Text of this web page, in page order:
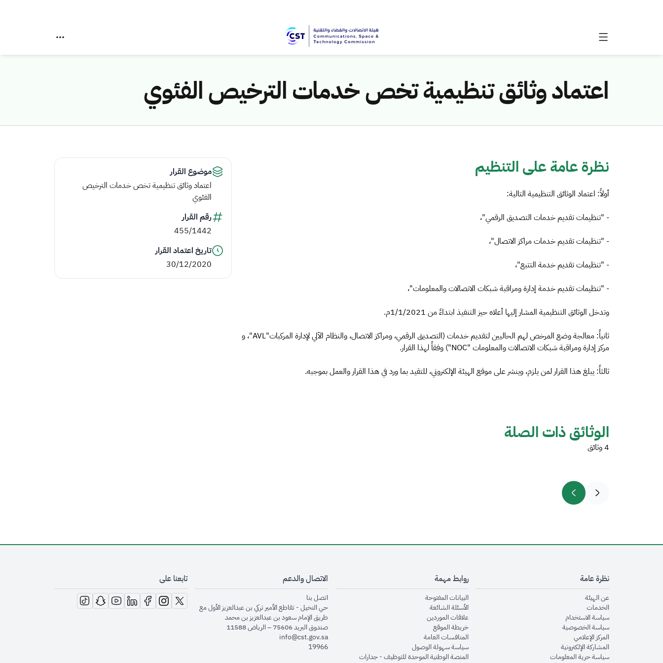
اعتماد وثائق تنظيمية تخص خدمات الترخيص الفئوي
نظرة عامة على التنظيم
أولاً: اعتماد الوثائق التنظيمية التالية:
- "تنظيمات تقديم خدمات التصديق الرقمي"،
- "تنظيمات تقديم خدمات مراكز الاتصال"،
- "تنظيمات تقديم خدمة التتبع"،
- "تنظيمات تقديم خدمة إدارة ومراقبة شبكات الاتصالات والمعلومات"،
وتدخل الوثائق التنظيمية المشار إليها أعلاه حيز التنفيذ ابتداءً من 1/1/2021م.
ثانياً: معالجة وضع المرخص لهم الحاليين لتقديم خدمات (التصديق الرقمي، ومراكز الاتصال، والنظام الآلي لإدارة المركبات"AVL"، و
مركز إدارة ومراقبة شبكات الاتصالات والمعلومات "NOC") وفقاً لهذا القرار.
ثالثاً: يبلغ هذا القرار لمن يلزم، وينشر على موقع الهيئة الإلكتروني، للتقيد بما ورد في هذا القرار والعمل بموجبه.
موضوع القرار
اعتماد وثائق تنظيمية تخص خدمات الترخيص
الفئوي
رقم القرار
455/1442
تاريخ اعتماد القرار
30/12/2020
الوثائق ذات الصلة
4 وثائق
نظرة عامة
عن الهيئةopens in new window
الخدماتopens in new window
سياسة الاستخدام
سياسة الخصوصيةopens in new window
المركز الإعلاميopens in new window
المشاركة الإلكترونيةopens in new window
سياسة حرية المعلوماتopens in new window
روابط مهمة
البيانات المفتوحةopens in new window
الأسئلة الشائعةopens in new window
علاقات الموردينopens in new window
خريطة الموقعopens in new window
المنافسات العامةopens in new window
سياسة سهولة الوصولopens in new window
المنصة الوطنية الموحدة للتوظيف - جداراتopens in new window
الاتصال والدعم
اتصل بنا
حي النخيل - تقاطع الأمير تركي بن عبدالعزيز الأول مع
طريق الإمام سعود بن عبدالعزيز بن محمد
صندوق البريد 75606 – الرياض 11588
info@cst.gov.sa
19966
تابعنا على
opens in new window
opens in new window
opens in new window
opens in new window
opens in new window
opens in new window
opens in new window